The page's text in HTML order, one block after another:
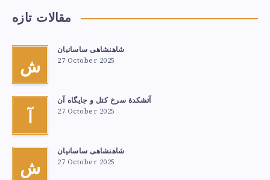
مقالات تازه
ش
شاهنشاهی ساسانیان
27 October 2025
آ
آتشكدهٔ سرخ‌ کتل و جایگاه آن
27 October 2025
ش
شاهنشاهی ساسانیان
27 October 2025